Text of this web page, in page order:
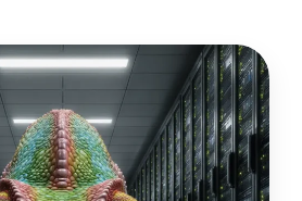
PagePagePagePage
Page